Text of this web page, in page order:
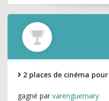
2 places de cinéma
gagné par varenguemary